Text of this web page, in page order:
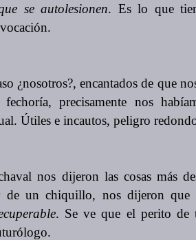
se autolesionen. Es lo que
¿nosotros?, encantados de que
fechoría, precisamente nos
Útiles e incautos, peligro
nos dijeron las cosas más
de un chiquillo, nos dijeron
. Se ve que el perito de